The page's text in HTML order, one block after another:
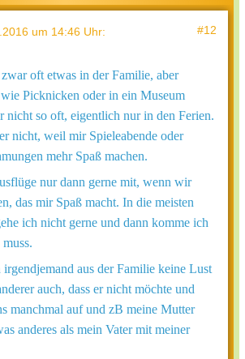
um 14:46 Uhr: #12
oft etwas in der Familie, aber
Picknicken oder in ein Museum
nicht so oft, eigentlich nur in den Ferien.
nicht, weil mir Spieleabende oder
mehr Spaß machen.
nur dann gerne mit, wenn wir
das mir Spaß macht. In die meisten
ich nicht gerne und dann komme ich
irgendjemand aus der Familie keine Lust
auch, dass er nicht möchte und
manchmal auf und zB meine Mutter
anderes als mein Vater mit meiner